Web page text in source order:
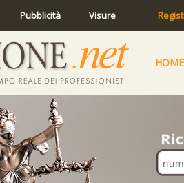
Pubblicità Visure
HOME